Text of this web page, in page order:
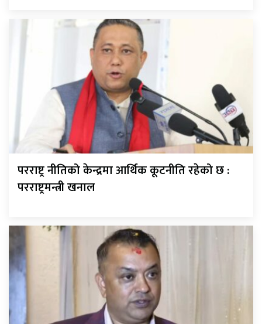
परराष्ट्र नीतिको केन्द्रमा आर्थिक कूटनीति रहेको छ :
परराष्ट्रमन्त्री खनाल